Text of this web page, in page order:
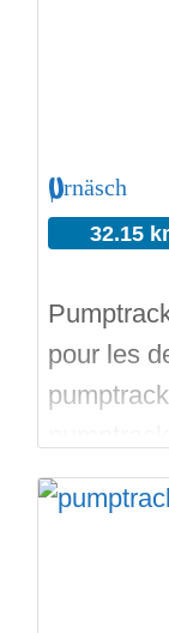
Urnäsch
32.15
pour les
favorise
pour les